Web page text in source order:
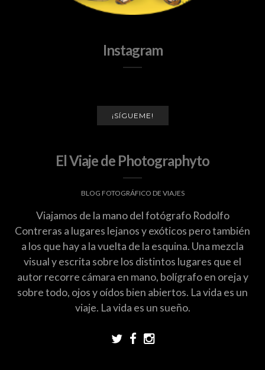
Instagram
¡SÍGUEME!
El Viaje de Photographyto
BLOG FOTOGRÁFICO DE VIAJES
Viajamos de la mano del fotógrafo Rodolfo
Contreras a lugares lejanos y exóticos pero también
a los que hay a la vuelta de la esquina. Una mezcla
visual y escrita sobre los distintos lugares que el
autor recorre cámara en mano, bolígrafo en oreja y
sobre todo, ojos y oídos bien abiertos. La vida es un
viaje. La vida es un sueño.